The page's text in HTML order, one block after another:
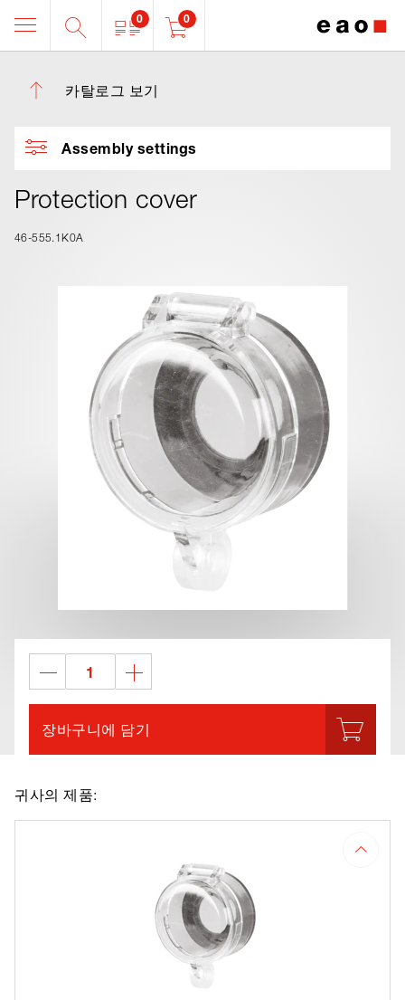
0 0
카탈로그 보기
Assembly settings
Protection cover
46-555.1K0A
장바구니에 담기
귀사의 제품: